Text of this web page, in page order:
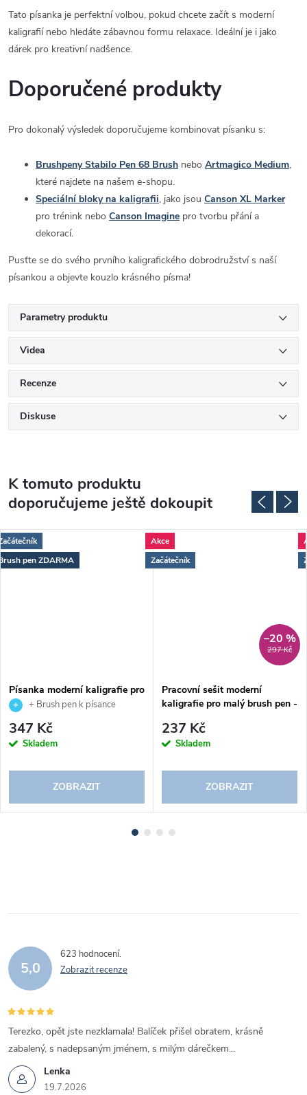
Tato písanka je perfektní volbou, pokud chcete začít s moderní
kaligrafií nebo hledáte zábavnou formu relaxace. Ideální je i jako
dárek pro kreativní nadšence.
Doporučené produkty
Pro dokonalý výsledek doporučujeme kombinovat písanku s:
Brushpeny Stabilo Pen 68 Brush nebo Artmagico Medium,
které najdete na našem e-shopu.
Speciální bloky na kaligrafii, jako jsou Canson XL Marker
pro trénink nebo Canson Imagine pro tvorbu přání a
dekorací.
Pusťte se do svého prvního kaligrafického dobrodružství s naší
písankou a objevte kouzlo krásného písma!
Parametry produktu
Videa
Recenze
Diskuse
K tomuto produktu
doporučujeme ještě dokoupit
pen ZDARMA
Písanka moderní kaligrafie pro
malý brush pen 2. díl
+ Brush pen k písance
ZDARMA
347 Kč
Skladem
ZOBRAZIT
Akce
Začátečník
297 Kč
–20 %
Pracovní sešit moderní
kaligrafie pro malý brush pen -
237 Kč
Skladem
ZOBRAZIT
5,0
623 hodnocení
Zobrazit recenze
Lenka
19.7.2026
Terezko, opět jste nezklamala! Balíček přišel obratem, krásně
zabalený, s nadepsaným jménem, s milým dárečkem...